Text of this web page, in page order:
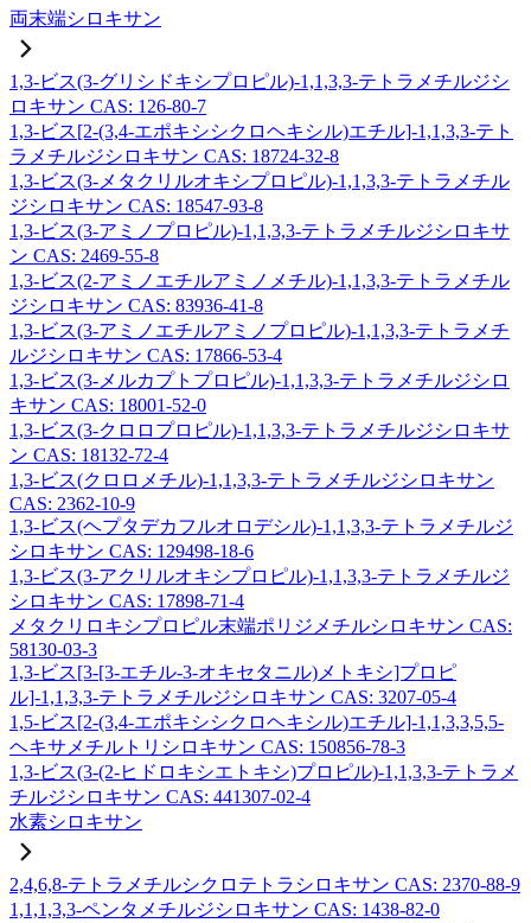
両末端シロキサン
1,3-ビス(3-グリシドキシプロピル)-1,1,3,3-テトラメチルジシ
ロキサン CAS: 126-80-7
1,3-ビス[2-(3,4-エポキシシクロヘキシル)エチル]-1,1,3,3-テト
ラメチルジシロキサン CAS: 18724-32-8
1,3-ビス(3-メタクリルオキシプロピル)-1,1,3,3-テトラメチル
ジシロキサン CAS: 18547-93-8
1,3-ビス(3-アミノプロピル)-1,1,3,3-テトラメチルジシロキサ
ン CAS: 2469-55-8
1,3-ビス(2-アミノエチルアミノメチル)-1,1,3,3-テトラメチル
ジシロキサン CAS: 83936-41-8
1,3-ビス(3-アミノエチルアミノプロピル)-1,1,3,3-テトラメチ
ルジシロキサン CAS: 17866-53-4
1,3-ビス(3-メルカプトプロピル)-1,1,3,3-テトラメチルジシロ
キサン CAS: 18001-52-0
1,3-ビス(3-クロロプロピル)-1,1,3,3-テトラメチルジシロキサ
ン CAS: 18132-72-4
1,3-ビス(クロロメチル)-1,1,3,3-テトラメチルジシロキサン
CAS: 2362-10-9
1,3-ビス(ヘプタデカフルオロデシル)-1,1,3,3-テトラメチルジ
シロキサン CAS: 129498-18-6
1,3-ビス(3-アクリルオキシプロピル)-1,1,3,3-テトラメチルジ
シロキサン CAS: 17898-71-4
メタクリロキシプロピル末端ポリジメチルシロキサン CAS:
58130-03-3
1,3-ビス[3-[3-エチル-3-オキセタニル)メトキシ]プロピ
ル]-1,1,3,3-テトラメチルジシロキサン CAS: 3207-05-4
1,5-ビス[2-(3,4-エポキシシクロヘキシル)エチル]-1,1,3,3,5,5-
ヘキサメチルトリシロキサン CAS: 150856-78-3
1,3-ビス(3-(2-ヒドロキシエトキシ)プロピル)-1,1,3,3-テトラメ
チルジシロキサン CAS: 441307-02-4
水素シロキサン
2,4,6,8-テトラメチルシクロテトラシロキサン CAS: 2370-88-9
1,1,1,3,3-ペンタメチルジシロキサン CAS: 1438-82-0